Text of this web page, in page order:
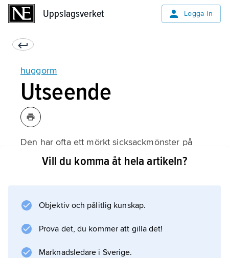
Uppslagsverket Logga in
huggorm
Utseende
Den har ofta ett mörkt sicksackmönster på
ryggen. Men det finns även huggormar som
Information om artikeln
Vill du komma åt hela artikeln?
Objektiv och pålitlig kunskap.
Prova det, du kommer att gilla det!
Marknadsledare i Sverige.